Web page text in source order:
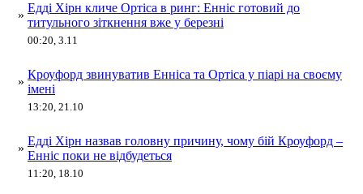
»
Едді Хірн кличе Ортіса в ринг: Енніс готовий до
титульного зіткнення вже у березні
00:20, 3.11
»
Кроуфорд звинуватив Енніса та Ортіса у піарі на своєму
імені
13:20, 21.10
»
Едді Хірн назвав головну причину, чому бій Кроуфорд –
Енніс поки не відбудеться
11:20, 18.10